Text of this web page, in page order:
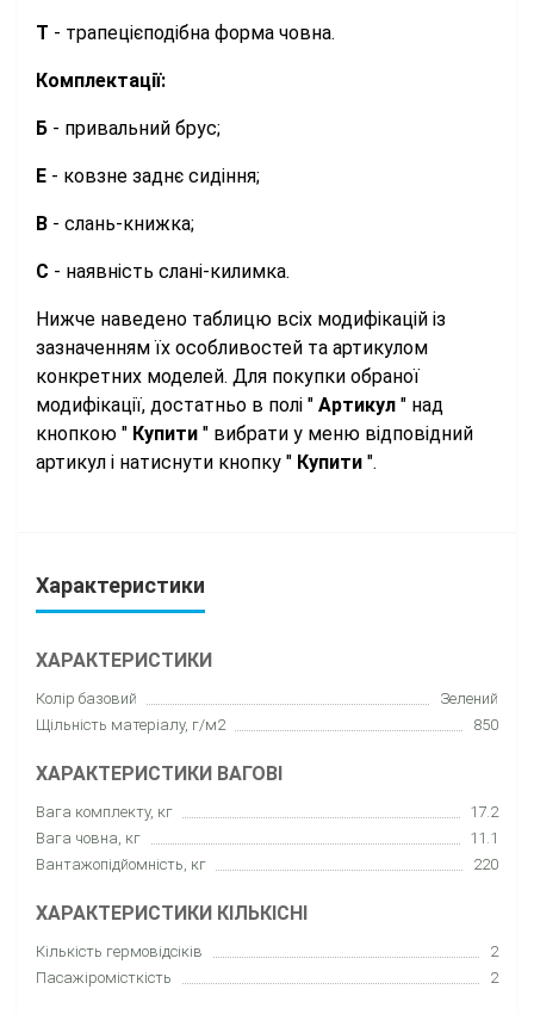
Т - трапецієподібна форма човна.
Комплектації:
Б - привальний брус;
Е - ковзне заднє сидіння;
В - слань-книжка;
С - наявність слані-килимка.
Нижче наведено таблицю всіх модифікацій із
зазначенням їх особливостей та артикулом
конкретних моделей. Для покупки обраної
модифікації, достатньо в полі " Артикул " над
кнопкою " Купити " вибрати у меню відповідний
артикул і натиснути кнопку " Купити ".
Характеристики
ХАРАКТЕРИСТИКИ
Колір базовий
Зелений
Щільність матеріалу, г/м2
850
ХАРАКТЕРИСТИКИ ВАГОВІ
Вага комплекту, кг
17.2
Вага човна, кг
11.1
Вантажопідйомність, кг
220
ХАРАКТЕРИСТИКИ КІЛЬКІСНІ
Кількість гермовідсіків
2
Пасажіромісткість
2